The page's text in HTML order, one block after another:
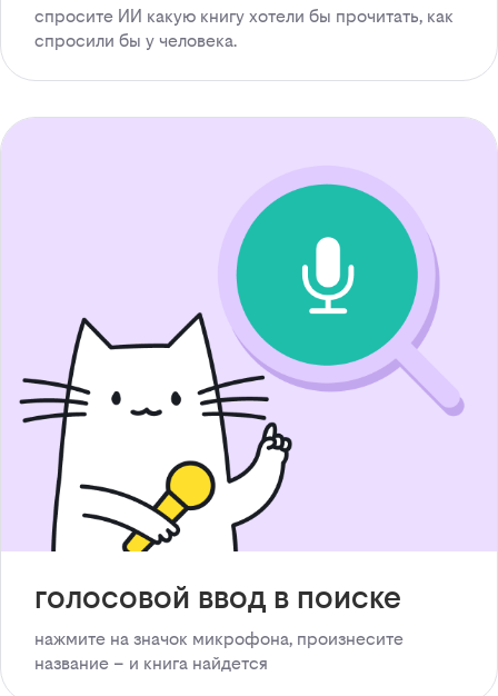
спросите ИИ какую книгу хотели бы прочитать, как
спросили бы у человека.
голосовой ввод в поиске
нажмите на значок микрофона, произнесите
название – и книга найдется